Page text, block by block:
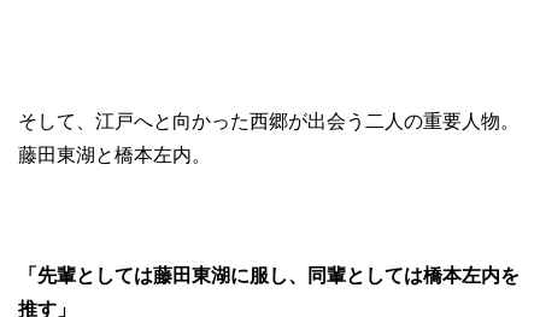
そして、江戸へと向かった西郷が出会う二人の重要人物。
藤田東湖と橋本左内。
「先輩としては藤田東湖に服し、同輩としては橋本左内を
推す」